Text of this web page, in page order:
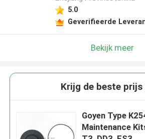
5.0
Geverifieerde
Bekijk meer
Krijg de beste prijs
Goyen Type
Maintenance